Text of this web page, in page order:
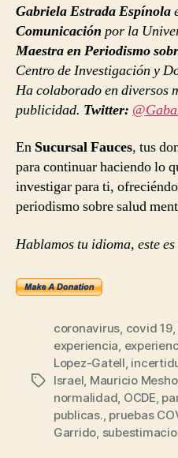
Gabriela Estrada Espínola
Comunicación por la
Maestra en Periodismo
Centro de Investigación y
Ha colaborado en diversos
publicidad. Twitter:
En Sucursal Fauces, tus
para continuar haciendo lo
investigar para ti,
periodismo sobre salud
Hablamos tu idioma, este
Etiquetas
coronavirus, covid 19,
experiencia,
Lopez-Gatell,
Israel, Mauricio
normalidad, OCDE,
publicas., pruebas
Garrido,